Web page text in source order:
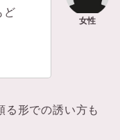
ど
る形での誘い方も